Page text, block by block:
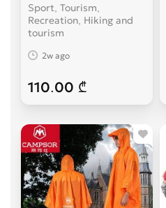
Sport, Tourism,
Recreation, Hiking and
tourism
2w ago
110.00 ₾